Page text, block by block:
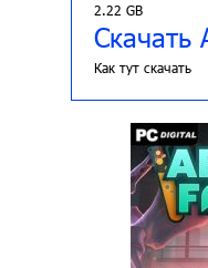
2.22 GB
Скачать
Как тут скачать